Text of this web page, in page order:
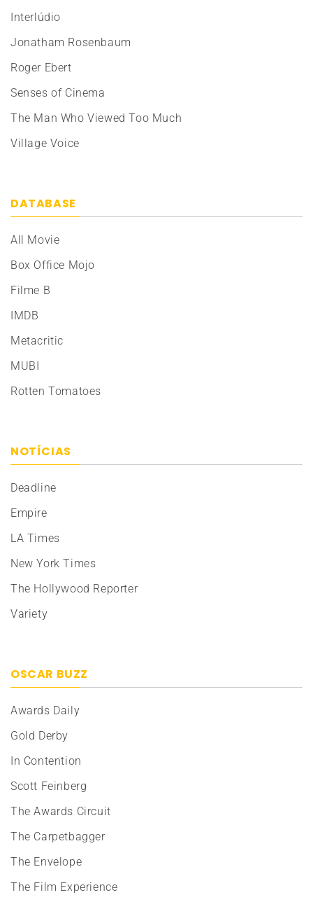
Interlúdio
Jonatham Rosenbaum
Roger Ebert
Senses of Cinema
The Man Who Viewed Too Much
Village Voice
DATABASE
All Movie
Box Office Mojo
Filme B
IMDB
Metacritic
MUBI
Rotten Tomatoes
NOTÍCIAS
Deadline
Empire
LA Times
New York Times
The Hollywood Reporter
Variety
OSCAR BUZZ
Awards Daily
Gold Derby
In Contention
Scott Feinberg
The Awards Circuit
The Carpetbagger
The Envelope
The Film Experience